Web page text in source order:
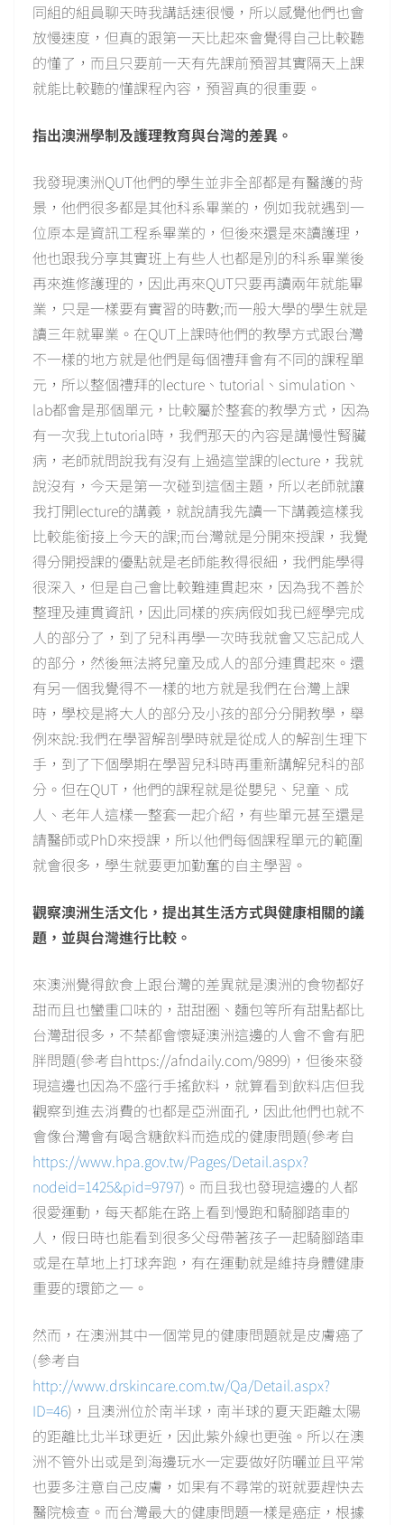
同組的組員聊天時我講話速很慢，所以感覺他們也會
放慢速度，但真的跟第一天比起來會覺得自己比較聽
的懂了，而且只要前一天有先課前預習其實隔天上課
就能比較聽的懂課程內容，預習真的很重要。
指出澳洲學制及護理教育與台灣的差異。
我發現澳洲QUT他們的學生並非全部都是有醫護的背
景，他們很多都是其他科系畢業的，例如我就遇到一
位原本是資訊工程系畢業的，但後來還是來讀護理，
他也跟我分享其實班上有些人也都是別的科系畢業後
再來進修護理的，因此再來QUT只要再讀兩年就能畢
業，只是一樣要有實習的時數;而一般大學的學生就是
讀三年就畢業。在QUT上課時他們的教學方式跟台灣
不一樣的地方就是他們是每個禮拜會有不同的課程單
元，所以整個禮拜的lecture、tutorial、simulation、
lab都會是那個單元，比較屬於整套的教學方式，因為
有一次我上tutorial時，我們那天的內容是講慢性腎臟
病，老師就問說我有沒有上過這堂課的lecture，我就
說沒有，今天是第一次碰到這個主題，所以老師就讓
我打開lecture的講義，就說請我先讀一下講義這樣我
比較能銜接上今天的課;而台灣就是分開來授課，我覺
得分開授課的優點就是老師能教得很細，我們能學得
很深入，但是自己會比較難連貫起來，因為我不善於
整理及連貫資訊，因此同樣的疾病假如我已經學完成
人的部分了，到了兒科再學一次時我就會又忘記成人
的部分，然後無法將兒童及成人的部分連貫起來。還
有另一個我覺得不一樣的地方就是我們在台灣上課
時，學校是將大人的部分及小孩的部分分開教學，舉
例來說:我們在學習解剖學時就是從成人的解剖生理下
手，到了下個學期在學習兒科時再重新講解兒科的部
分。但在QUT，他們的課程就是從嬰兒、兒童、成
人、老年人這樣一整套一起介紹，有些單元甚至還是
請醫師或PhD來授課，所以他們每個課程單元的範圍
就會很多，學生就要更加勤奮的自主學習。
觀察澳洲生活文化，提出其生活方式與健康相關的議
題，並與台灣進行比較。
來澳洲覺得飲食上跟台灣的差異就是澳洲的食物都好
甜而且也蠻重口味的，甜甜圈、麵包等所有甜點都比
台灣甜很多，不禁都會懷疑澳洲這邊的人會不會有肥
胖問題(參考自https://afndaily.com/9899)，但後來發
現這邊也因為不盛行手搖飲料，就算看到飲料店但我
觀察到進去消費的也都是亞洲面孔，因此他們也就不
會像台灣會有喝含糖飲料而造成的健康問題(參考自
https://www.hpa.gov.tw/Pages/Detail.aspx?
nodeid=1425&pid=9797)。而且我也發現這邊的人都
很愛運動，每天都能在路上看到慢跑和騎腳踏車的
人，假日時也能看到很多父母帶著孩子一起騎腳踏車
或是在草地上打球奔跑，有在運動就是維持身體健康
重要的環節之一。
然而，在澳洲其中一個常見的健康問題就是皮膚癌了
(參考自
http://www.drskincare.com.tw/Qa/Detail.aspx?
ID=46)，且澳洲位於南半球，南半球的夏天距離太陽
的距離比北半球更近，因此紫外線也更強。所以在澳
洲不管外出或是到海邊玩水一定要做好防曬並且平常
也要多注意自己皮膚，如果有不尋常的斑就要趕快去
醫院檢查。而台灣最大的健康問題一樣是癌症，根據